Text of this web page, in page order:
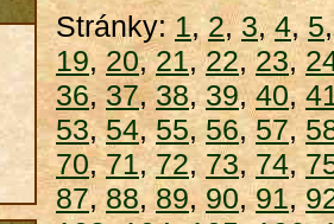
Stránky:1,2,3,4,5
19,20,21,22,23,
36, 37,38,39,40,
53,54,55,56,57,
70,71,72,73, 74,
87,88,89, 90,91,